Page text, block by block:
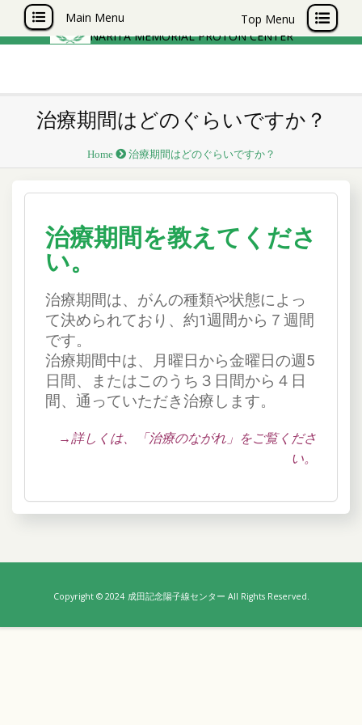
Main Menu Top Menu
成田記念陽子線センター
NARITA MEMORIAL PROTON CENTER
治療期間はどのぐらいですか？
Home 治療期間はどのぐらいですか？
治療期間を教えてくださ
い。
治療期間は、がんの種類や状態によっ
て決められており、約1週間から７週間
です。
治療期間中は、月曜日から金曜日の週5
日間、またはこのうち３日間から４日
間、通っていただき治療します。
→詳しくは、「治療のながれ」をご覧くださ
い。
Copyright © 2024 成田記念陽子線センター All Rights Reserved.